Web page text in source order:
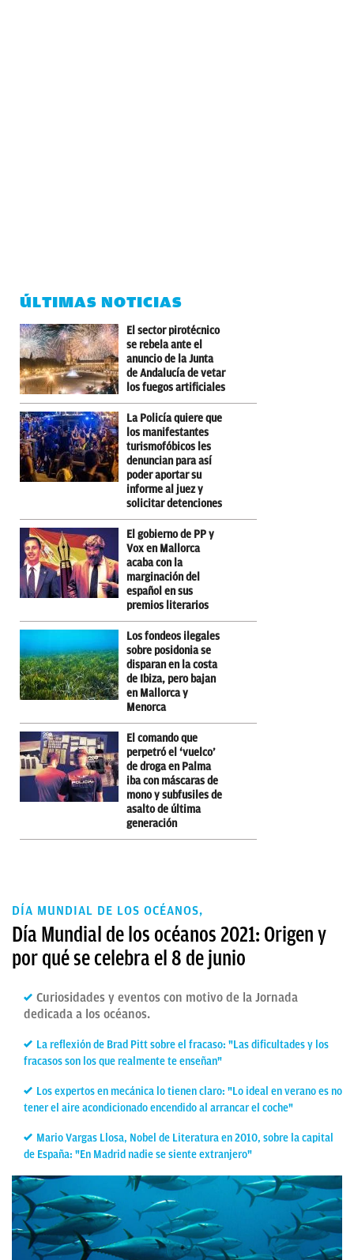
ÚLTIMAS NOTICIAS
El sector pirotécnico
se rebela ante el
anuncio de la Junta
de Andalucía de vetar
los fuegos artificiales
La Policía quiere que
los manifestantes
turismofóbicos les
denuncian para así
poder aportar su
informe al juez y
solicitar detenciones
El gobierno de PP y
Vox en Mallorca
acaba con la
marginación del
español en sus
premios literarios
Los fondeos ilegales
sobre posidonia se
disparan en la costa
de Ibiza, pero bajan
en Mallorca y
Menorca
El comando que
perpetró el ‘vuelco’
de droga en Palma
iba con máscaras de
mono y subfusiles de
asalto de última
generación
DÍA MUNDIAL DE LOS OCÉANOS,
Día Mundial de los océanos 2021: Origen y
por qué se celebra el 8 de junio
Curiosidades y eventos con motivo de la Jornada
dedicada a los océanos.
La reflexión de Brad Pitt sobre el fracaso: "Las dificultades y los
fracasos son los que realmente te enseñan"
Los expertos en mecánica lo tienen claro: "Lo ideal en verano es no
tener el aire acondicionado encendido al arrancar el coche"
Mario Vargas Llosa, Nobel de Literatura en 2010, sobre la capital
de España: "En Madrid nadie se siente extranjero"